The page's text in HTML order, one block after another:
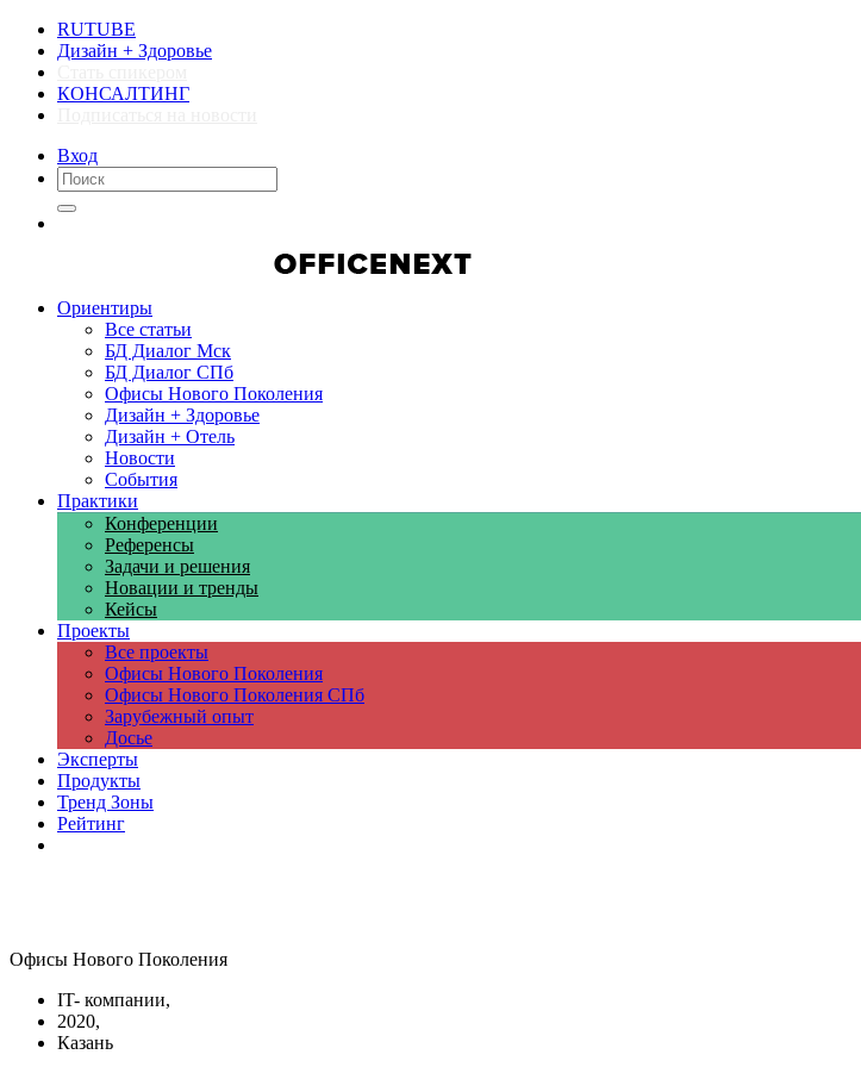
RUTUBE
Дизайн + Здоровье
КОНСАЛТИНГ
Вход
Ориентиры
Все статьи
БД Диалог Мск
БД Диалог СПб
Офисы Нового Поколения
Дизайн + Здоровье
Дизайн + Отель
Новости
События
Практики
Конференции
Референсы
Задачи и решения
Новации и тренды
Кейсы
Проекты
Все проекты
Офисы Нового Поколения
Офисы Нового Поколения СПб
Зарубежный опыт
Досье
Эксперты
Продукты
Тренд Зоны
Рейтинг
Офисы Нового Поколения
IT- компании,
2020,
Казань